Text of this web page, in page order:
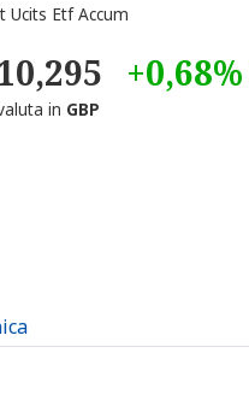
Etf Accum
+0,68%
in GBP